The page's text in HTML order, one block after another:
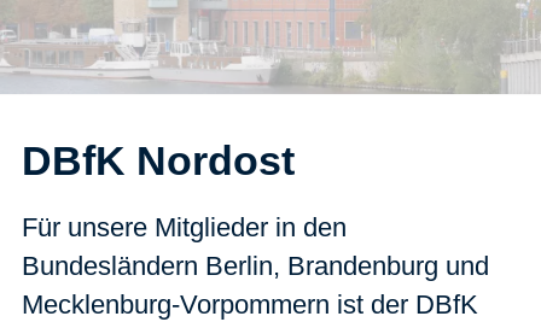
DBfK Nordost
Für unsere Mitglieder in den
Bundesländern Berlin, Brandenburg und
Mecklenburg-Vorpommern ist der DBfK